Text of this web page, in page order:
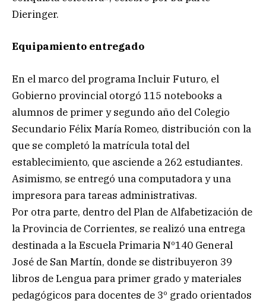
Dieringer.
Equipamiento entregado
En el marco del programa Incluir Futuro, el
Gobierno provincial otorgó 115 notebooks a
alumnos de primer y segundo año del Colegio
Secundario Félix María Romeo, distribución con la
que se completó la matrícula total del
establecimiento, que asciende a 262 estudiantes.
Asimismo, se entregó una computadora y una
impresora para tareas administrativas.
Por otra parte, dentro del Plan de Alfabetización de
la Provincia de Corrientes, se realizó una entrega
destinada a la Escuela Primaria Nº140 General
José de San Martín, donde se distribuyeron 39
libros de Lengua para primer grado y materiales
pedagógicos para docentes de 3º grado orientados